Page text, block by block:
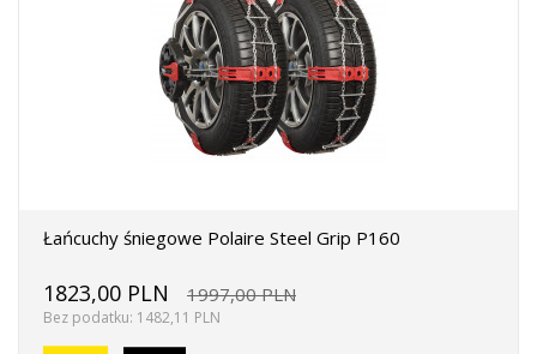
Łańcuchy śniegowe Polaire Steel Grip P160
1823,00 PLN 1997,00 PLN
Bez podatku: 1482,11 PLN